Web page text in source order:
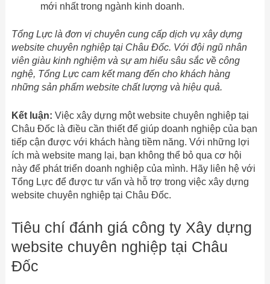
mới nhất trong ngành kinh doanh.
Tổng Lực là đơn vị chuyên cung cấp dịch vụ xây dựng
website chuyên nghiệp tại Châu Đốc. Với đội ngũ nhân
viên giàu kinh nghiệm và sự am hiểu sâu sắc về công
nghệ, Tổng Lực cam kết mang đến cho khách hàng
những sản phẩm website chất lượng và hiệu quả.
Kết luận: Việc xây dựng một website chuyên nghiệp tại
Châu Đốc là điều cần thiết để giúp doanh nghiệp của bạn
tiếp cận được với khách hàng tiềm năng. Với những lợi
ích mà website mang lại, bạn không thể bỏ qua cơ hội
này để phát triển doanh nghiệp của mình. Hãy liên hệ với
Tổng Lực để được tư vấn và hỗ trợ trong việc xây dựng
website chuyên nghiệp tại Châu Đốc.
Tiêu chí đánh giá công ty Xây dựng
website chuyên nghiệp tại Châu
Đốc